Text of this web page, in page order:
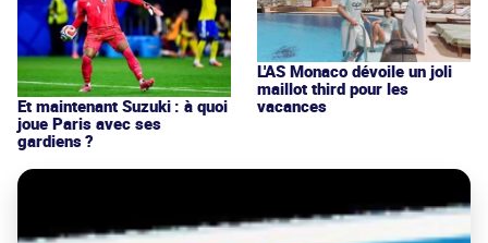
Et maintenant Suzuki : à quoi
joue Paris avec ses
gardiens ?
L'AS Monaco dévoile un joli
maillot third pour les
vacances